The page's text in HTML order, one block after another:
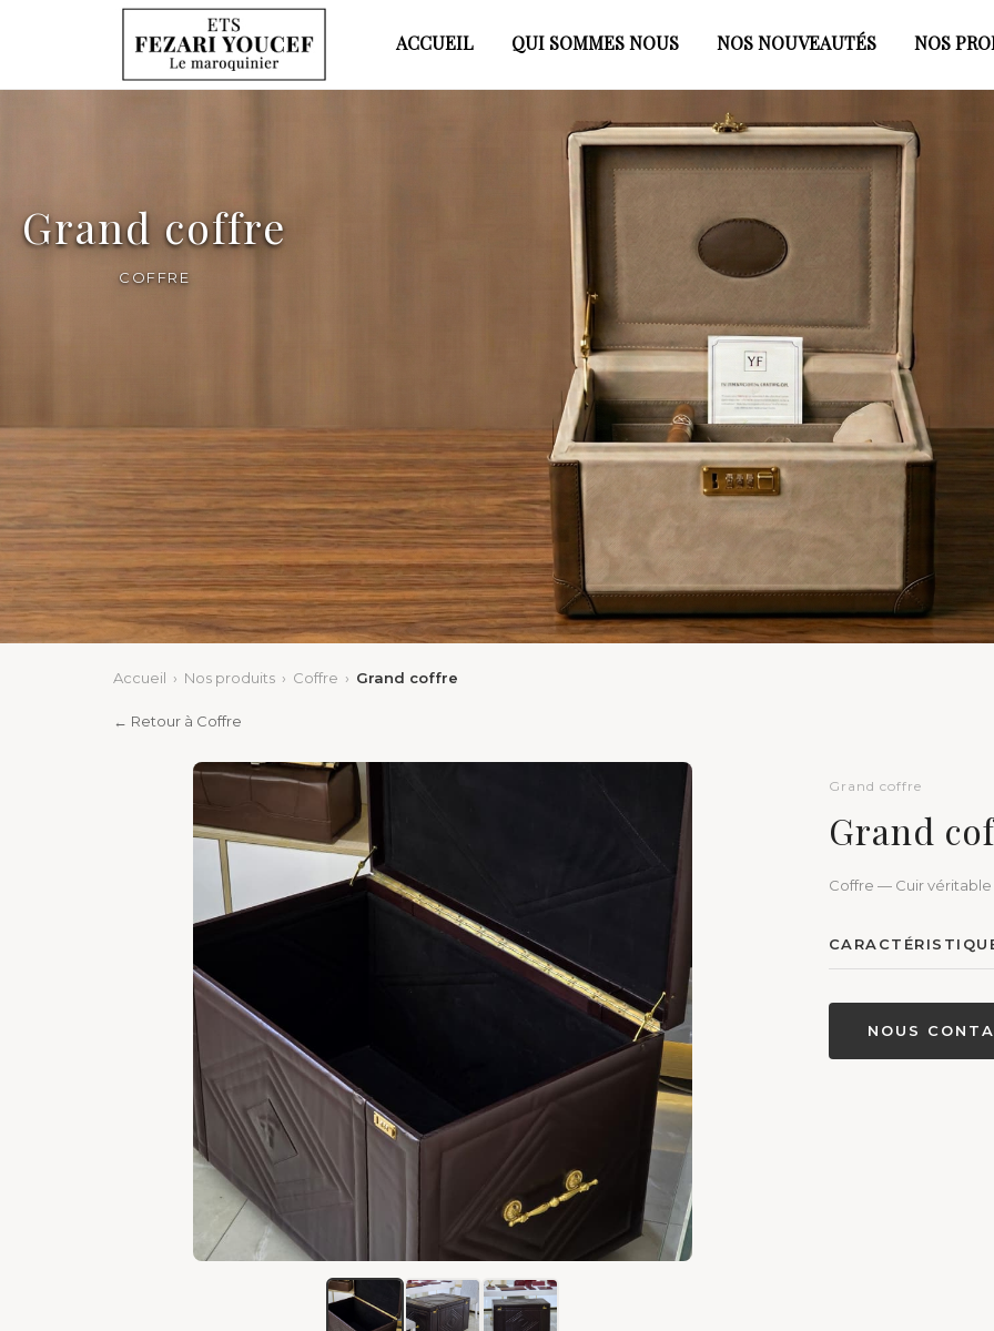
ACCUEIL QUI SOMMES NOUS NOS NOUVEAUTÉS NOS
Grand coffre
COFFRE
Accueil › Nos produits › Coffre › Grand coffre
← Retour à Coffre
Grand coffre
Grand
Coffre — Cuir véritable
NOUS